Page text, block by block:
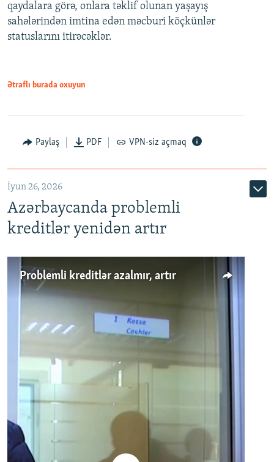
Auto 240p 360p 480p
720p 1080p
720p
qaydalara görə, onlara təklif olunan yaşayış
sahələrindən imtina edən məcburi köçkünlər
statuslarını itirəcəklər.
Ətraflı burada oxuyun
Paylaş PDF VPN-siz açmaq
İyun 26, 2026
Azərbaycanda problemli
kreditlər yenidən artır
Problemli kreditlər azalmır, artır